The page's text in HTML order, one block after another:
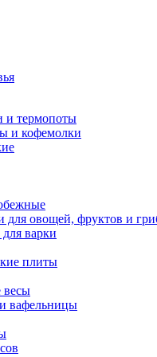
и термопоты
и кофемолки
для овощей, фруктов и
варки
плиты
весы
вафельницы